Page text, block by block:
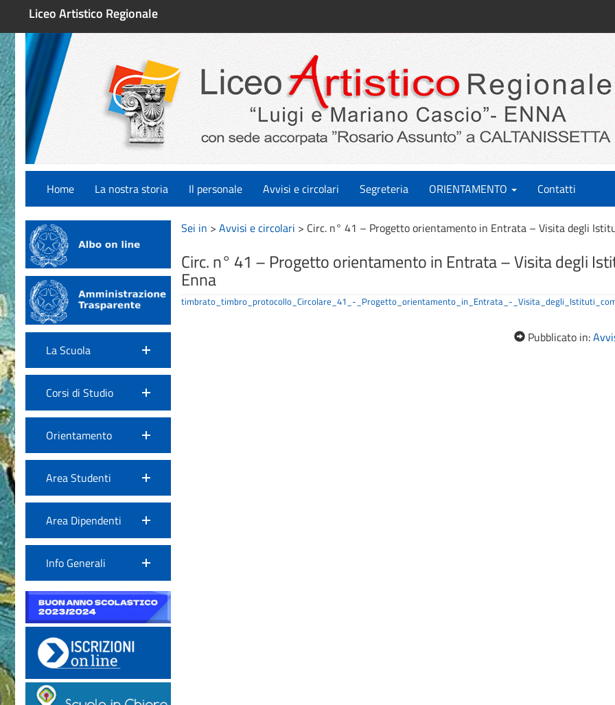
Liceo Artistico Regionale
Home La nostra storia Il personale Avvisi e circolari Segreteria ORIENTAMENTO Contatti
La Scuola
Corsi di Studio
Orientamento
Area Studenti
Area Dipendenti
Info Generali
Sei in > Avvisi e circolari > Circ. n° 41 – Progetto orientamento in Entrata – Visita degli
Circ. n° 41 – Progetto orientamento in Entrata – Visita degli
Enna
timbrato_timbro_protocollo_Circolare_41_-_Progetto_orientamento_in_Entrata_-
Pubblicato in: